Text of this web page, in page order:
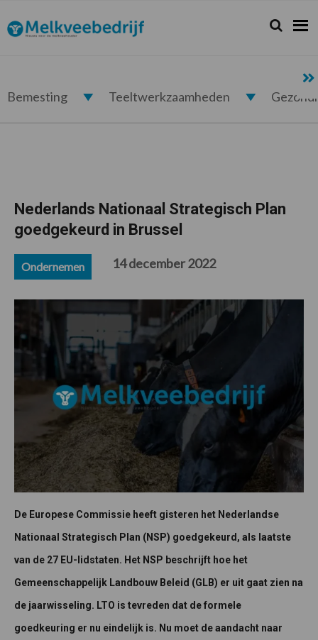
de
hoofdnavigatie
de
hoofd
de
eerste
de
voettekst
Melkveebedrijf.nl Zoeken...
Zoek
Bemesting Teeltwerkzaamheden
Nederlands Nationaal Strategisch Plan
goedgekeurd in Brussel
Ondernemen 14 december 2022
De Europese Commissie heeft gisteren het Nederlandse
Nationaal Strategisch Plan (NSP) goedgekeurd, als laatste
van de 27 EU-lidstaten. Het NSP beschrijft hoe het
Gemeenschappelijk Landbouw Beleid (GLB) er uit gaat zien na
de jaarwisseling. LTO is tevreden dat de formele
goedkeuring er nu eindelijk is. Nu moet de aandacht naar